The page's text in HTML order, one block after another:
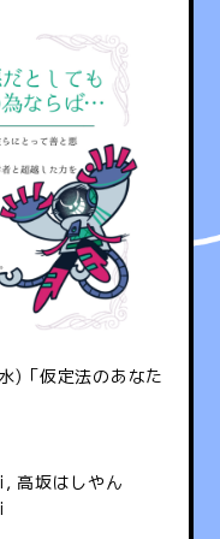
)「仮定法のあなた
坂はしやん